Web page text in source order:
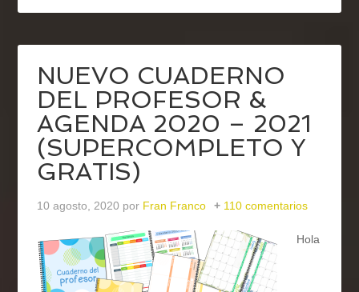
NUEVO CUADERNO
DEL PROFESOR &
AGENDA 2020 – 2021
(SUPERCOMPLETO Y
GRATIS)
10 agosto, 2020 por Fran Franco 110 comentarios
Hola